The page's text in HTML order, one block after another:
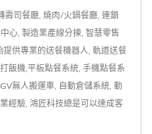
壽司餐廳, 燒肉/火鍋餐廳, 連鎖
心, 製造業產線分揀, 智慧零售
供專業的送餐機器人, 軌道送餐
飯機,平板點餐系統, 手機點餐系
無人搬運車, 自動倉儲系統, 動
經驗, 鴻匠科技總是可以達成客